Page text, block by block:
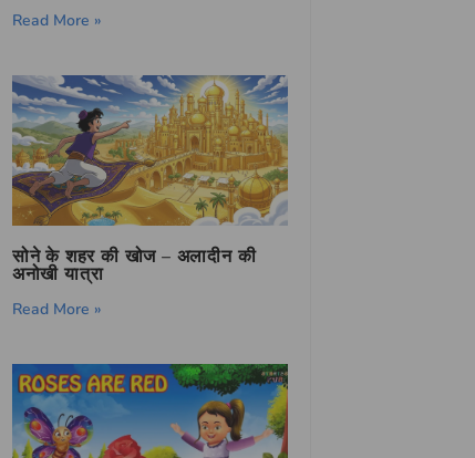
Read More »
सोने के शहर की खोज – अलादीन की
अनोखी यात्रा
Read More »